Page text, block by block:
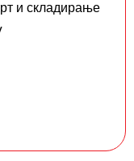
и складирање